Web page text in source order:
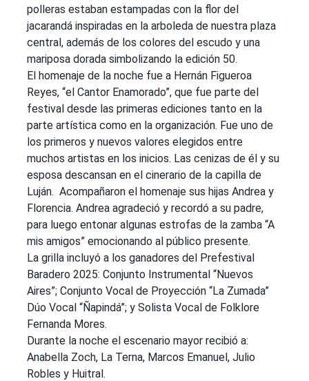
polleras estaban estampadas con la flor del
jacarandá inspiradas en la arboleda de nuestra plaza
central, además de los colores del escudo y una
mariposa dorada simbolizando la edición 50.
El homenaje de la noche fue a Hernán Figueroa
Reyes, “el Cantor Enamorado”, que fue parte del
festival desde las primeras ediciones tanto en la
parte artística como en la organización. Fue uno de
los primeros y nuevos valores elegidos entre
muchos artistas en los inicios. Las cenizas de él y su
esposa descansan en el cinerario de la capilla de
Luján. Acompañaron el homenaje sus hijas Andrea y
Florencia. Andrea agradeció y recordó a su padre,
para luego entonar algunas estrofas de la zamba “A
mis amigos” emocionando al público presente.
La grilla incluyó a los ganadores del Prefestival
Baradero 2025: Conjunto Instrumental “Nuevos
Aires”; Conjunto Vocal de Proyección “La Zumada”
Dúo Vocal “Ñapindá”; y Solista Vocal de Folklore
Fernanda Mores.
Durante la noche el escenario mayor recibió a:
Anabella Zoch, La Terna, Marcos Emanuel, Julio
Robles y Huitral.